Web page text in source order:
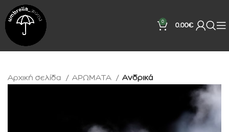
0 0.00€
Αρχική σελίδα ΑΡΩΜΑΤΑ Ανδρικά